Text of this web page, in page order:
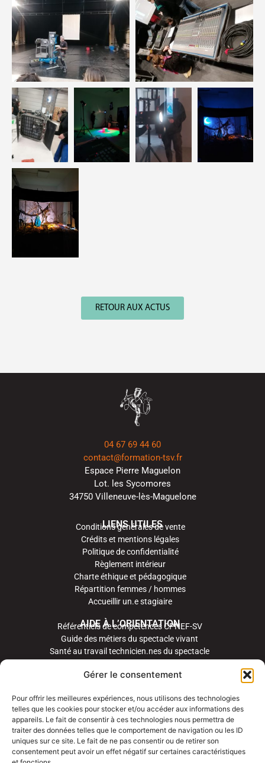
Gérer le consentement
Pour offrir les meilleures expériences, nous utilisons des technologies
telles que les cookies pour stocker et/ou accéder aux informations des
appareils. Le fait de consentir à ces technologies nous permettra de
traiter des données telles que le comportement de navigation ou les ID
uniques sur ce site. Le fait de ne pas consentir ou de retirer son
consentement peut avoir un effet négatif sur certaines caractéristiques
RETOUR AUX ACTUS
04 67 69 44 60
contact@formation-tsv.fr
Espace Pierre Maguelon
Lot. les Sycomores
34750 Villeneuve-lès-Maguelone
LIENS UTILES
Conditions générales de vente
Crédits et mentions légales
Politique de confidentialité
Règlement intérieur
Charte éthique et pédagogique
Répartition femmes / hommes
Accueillir un.e stagiaire
AIDE À L’ORIENTATION
Référentiels de compétences CPNEF-SV
Guide des métiers du spectacle vivant
Santé au travail technicien.nes du spectacle